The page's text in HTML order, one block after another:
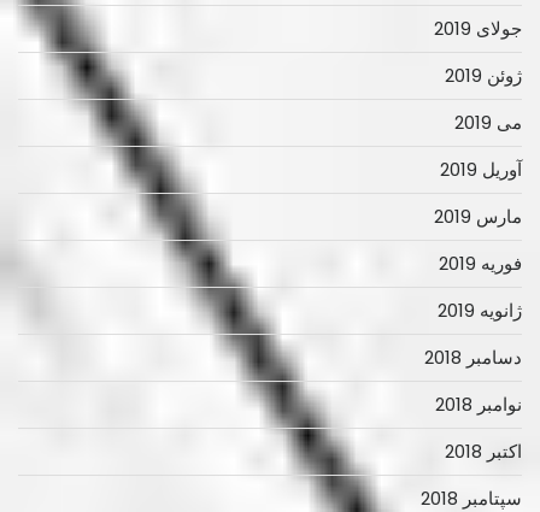
جولای 2019
ژوئن 2019
می 2019
آوریل 2019
مارس 2019
فوریه 2019
ژانویه 2019
دسامبر 2018
نوامبر 2018
اکتبر 2018
سپتامبر 2018